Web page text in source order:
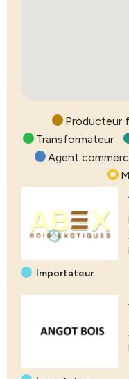
Producteur
Transformateur
Agent
Importateur